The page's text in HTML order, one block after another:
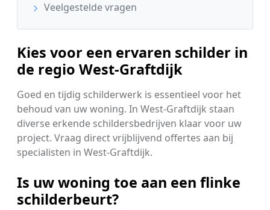
Veelgestelde vragen
Kies voor een ervaren schilder in
de regio West-Graftdijk
Goed en tijdig schilderwerk is essentieel voor het
behoud van uw woning. In West-Graftdijk staan
diverse erkende schildersbedrijven klaar voor uw
project. Vraag direct vrijblijvend offertes aan bij
specialisten in West-Graftdijk.
Is uw woning toe aan een flinke
schilderbeurt?